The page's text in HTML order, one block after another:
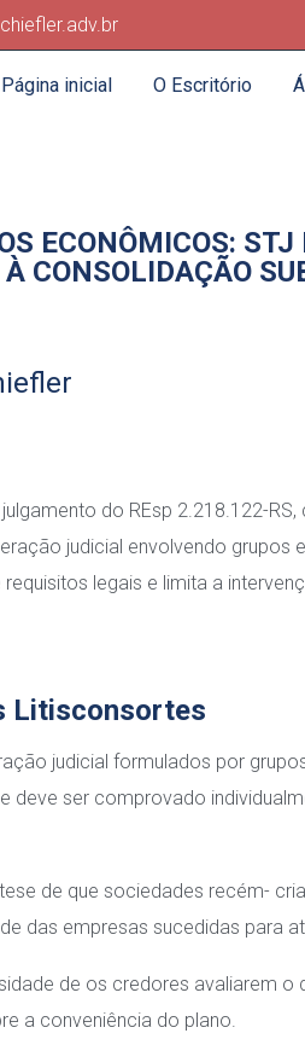
Página inicial O Escritório
ECONÔMICOS:
CONSOLIDAÇÃO
do REsp 2.218.122-
judicial envolvendo grupos
legais e limita a
Litisconsortes
judicial formulados por
deve ser comprovado
de que sociedades recém-
das empresas sucedidas para
de os credores avaliarem o
a conveniência do plano.